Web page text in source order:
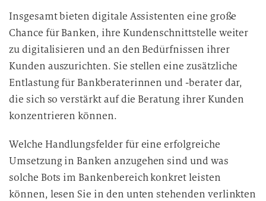
Insgesamt bieten digitale Assistenten eine große
Chance für Banken, ihre Kundenschnittstelle weiter
zu digitalisieren und an den Bedürfnissen ihrer
Kunden auszurichten. Sie stellen eine zusätzliche
Entlastung für Bankberaterinnen und -berater dar,
die sich so verstärkt auf die Beratung ihrer Kunden
konzentrieren können.
Welche Handlungsfelder für eine erfolgreiche
Umsetzung in Banken anzugehen sind und was
solche Bots im Bankenbereich konkret leisten
können, lesen Sie in den unten stehenden verlinkten